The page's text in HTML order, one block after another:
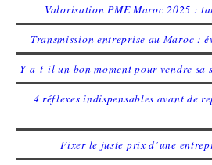
Valorisation PME Maroc 2025 :
Transmission entreprise au Maroc :
Y a-t-il un bon moment pour vendre sa
4 réflexes indispensables avant de
Fixer le juste prix d’une